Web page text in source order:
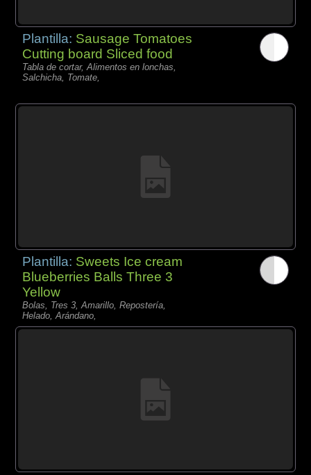
Plantilla: Sausage Tomatoes
Cutting board Sliced food
Tabla de cortar, Alimentos en lonchas,
Salchicha, Tomate,
Plantilla: Sweets Ice cream
Blueberries Balls Three 3
Yellow
Bolas, Tres 3, Amarillo, Repostería,
Helado, Arándano,